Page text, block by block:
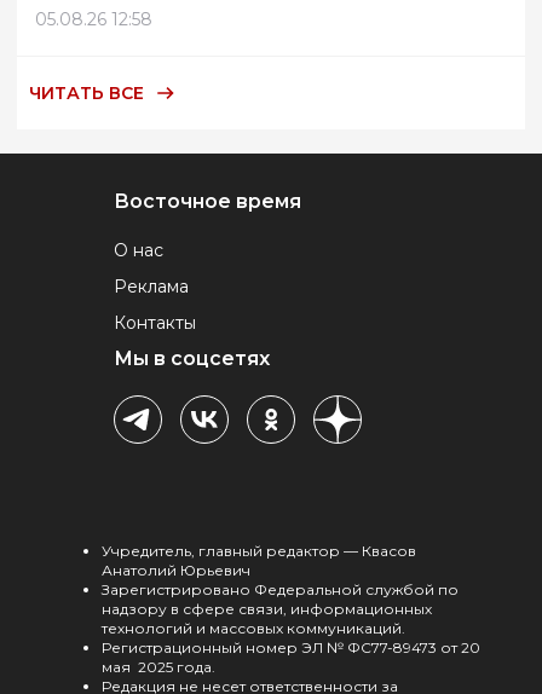
05.08.26 12:58
ЧИТАТЬ ВСЕ
Восточное время
О нас
Реклама
Контакты
Мы в соцсетях
Учредитель, главный редактор — Квасов
Анатолий Юрьевич
Зарегистрировано Федеральной службой по
надзору в сфере связи, информационных
технологий и массовых коммуникаций.
Регистрационный номер ЭЛ № ФС77-89473 от 20
мая 2025 года.
Редакция не несет ответственности за